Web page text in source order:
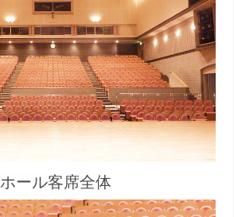
ホール客席全体